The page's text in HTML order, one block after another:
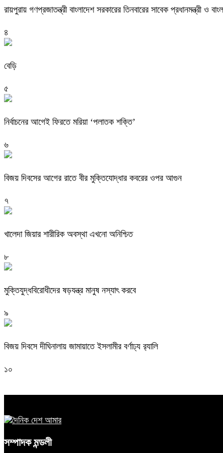
রায়পুরায় গণপ্রজাতন্ত্রী বাংলাদেশ সরকারের তিনবারের সাবেক প্রধানমন্ত্রী ও
৪
বেড়ি
৫
নির্বাচনের আগেই ফিরতে মরিয়া ‘পলাতক শক্তি’
৬
বিজয় দিবসের আগের রাতে বীর মুক্তিযোদ্ধার কবরের ওপর আগুন
৭
খালেদা জিয়ার শারীরিক অবস্থা এখনো অনিশ্চিত
৮
মুক্তিযুদ্ধবিরোধীদের ষড়যন্ত্র মানুষ নস্যাৎ করবে
৯
বিজয় দিবসে দীঘিনালায় জামায়াতে ইসলামীর বর্ণাঢ্য র‍্যালি
১০
সম্পাদক মন্ডলী